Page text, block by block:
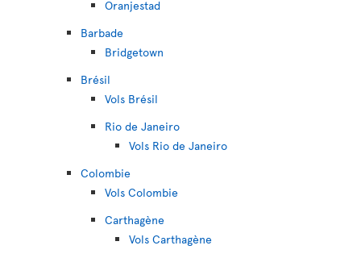
Oranjestad
Barbade
Bridgetown
Brésil
Vols Brésil
Rio de Janeiro
Vols Rio de Janeiro
Colombie
Vols Colombie
Carthagène
Vols Carthagène